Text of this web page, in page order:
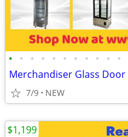
• • • • • • • • • • •
7/9 NEW
$1,199